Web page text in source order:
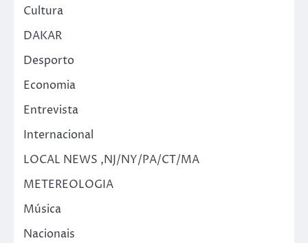
Cultura
DAKAR
Desporto
Economia
Entrevista
Internacional
LOCAL NEWS ,NJ/NY/PA/CT/MA
METEREOLOGIA
Música
Nacionais